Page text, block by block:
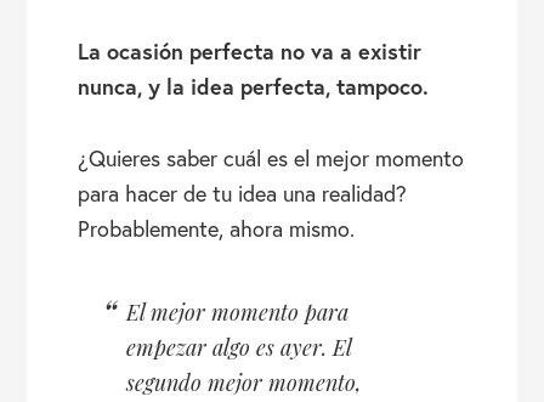
La ocasión perfecta no va a existir
nunca, y la idea perfecta, tampoco.
¿Quieres saber cuál es el mejor momento
para hacer de tu idea una realidad?
Probablemente, ahora mismo.
El mejor momento para
empezar algo es ayer. El
segundo mejor momento,